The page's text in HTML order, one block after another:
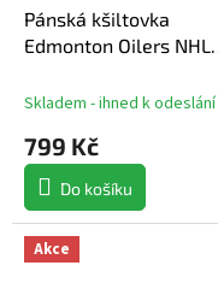
Pánská kšiltovka
Edmonton Oilers NHL
Skladem - ihned k odeslání
799 Kč
Do košíku
Akce